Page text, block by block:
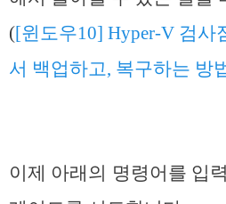
([윈도우10] Hyper-V 검사
서 백업하고, 복구하는 방
이제 아래의 명령어를 입